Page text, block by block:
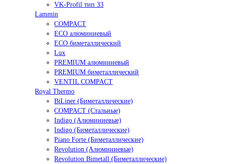
VK-Profil тип 33
Lammin
COMPACT
ECO алюминиевый
ECO биметаллический
Lux
PREMIUM алюминиевый
PREMIUM биметаллический
VENTIL COMPACT
Royal Thermo
BiLiner (Биметаллические)
COMPACT (Стальные)
Indigo (Алюминиевые)
Indigo (Биметаллические)
Piano Forte (Биметаллические)
Revolution (Алюминиевые)
Revolution Bimetall (Биметаллические)